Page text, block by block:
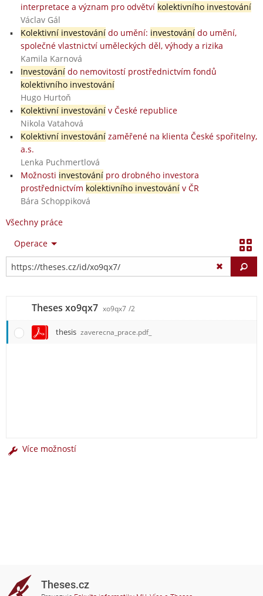
interpretace a význam pro odvětví kolektivního investování
Václav Gál
Kolektivní investovánído umění: investovánído umění,
společné vlastnictví uměleckých děl, výhody a rizika
Kamila Karnová
Investovánído nemovitostí prostřednictvím fondů
kolektivního investování
Hugo Hurtoň
Kolektivní investovánív České republice
Nikola Vatahová
Kolektivní investovánízaměřené na klienta České spořitelny,
a.s.
Lenka Puchmertlová
Možnosti investovánípro drobného investora
prostřednictvím kolektivního investovánív ČR
Bára Schoppiková
Všechny práce
Operace
Theses xo9qx7 xo9qx7 /2
thesis zaverecna_prace.pdf_
Více možností
Theses.cz